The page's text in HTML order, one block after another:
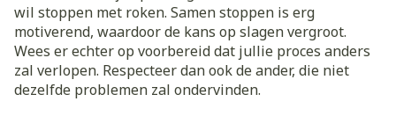
wil stoppen met roken. Samen stoppen is erg
motiverend, waardoor de kans op slagen vergroot.
Wees er echter op voorbereid dat jullie proces anders
zal verlopen. Respecteer dan ook de ander, die niet
dezelfde problemen zal ondervinden.